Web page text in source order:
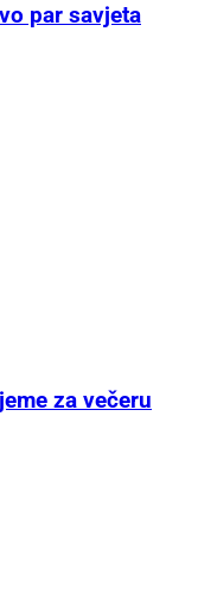
par savjeta
za večeru